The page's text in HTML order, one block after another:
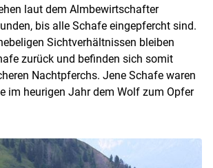
laut dem Almbewirtschafter
bis alle Schafe eingepfercht sind.
Sichtverhältnissen bleiben
zurück und befinden sich somit
Nachtpferchs. Jene Schafe waren
im heurigen Jahr dem Wolf zum Opfer